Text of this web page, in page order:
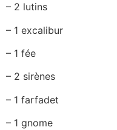
– 2 lutins
– 1 excalibur
– 1 fée
– 2 sirènes
– 1 farfadet
– 1 gnome